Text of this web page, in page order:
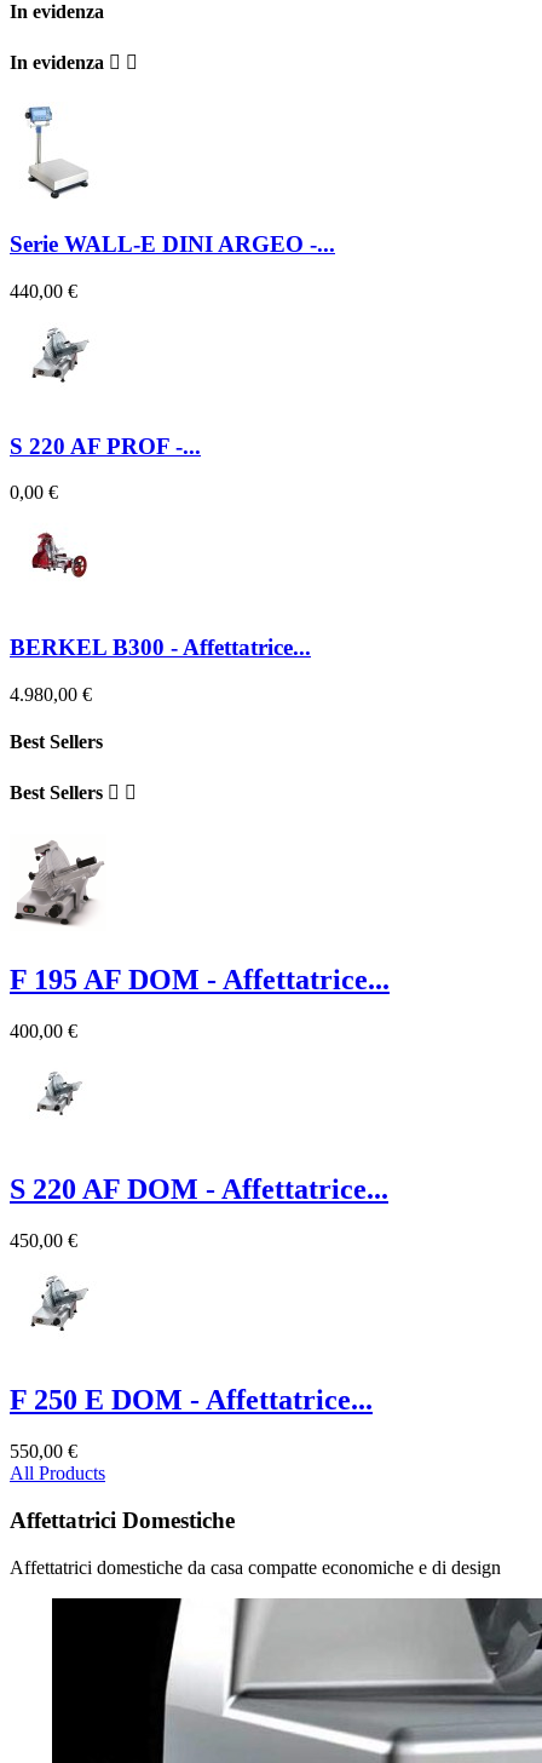
In evidenza
In evidenza  
Serie WALL-E DINI ARGEO -...
440,00 €
S 220 AF PROF -...
0,00 €
BERKEL B300 - Affettatrice...
4.980,00 €
Best Sellers
Best Sellers  
F 195 AF DOM - Affettatrice...
400,00 €
S 220 AF DOM - Affettatrice...
450,00 €
F 250 E DOM - Affettatrice...
550,00 €
All Products
Affettatrici Domestiche
Affettatrici domestiche da casa compatte economiche e di design